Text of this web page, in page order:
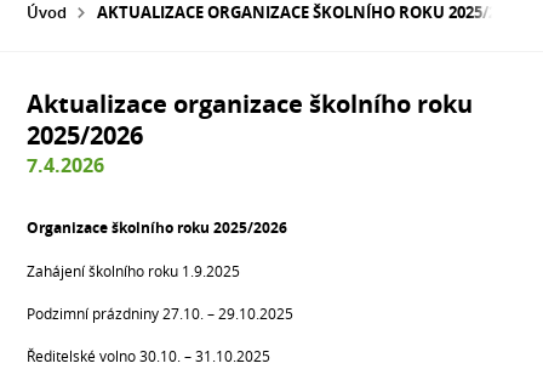
Úvod AKTUALIZACE ORGANIZACE ŠKOLNÍHO ROKU 2025/2026
Aktualizace organizace školního roku
2025/2026
7.4.2026
Organizace školního roku 2025/2026
Zahájení školního roku 1.9.2025
Podzimní prázdniny 27.10. – 29.10.2025
Ředitelské volno 30.10. – 31.10.2025